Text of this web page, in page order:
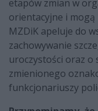
etapów zmian w
orientacyjne i mogą
MZDiK apeluje do
zachowywanie
uroczystości oraz o
zmienionego
funkcjonariuszy